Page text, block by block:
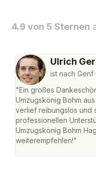
4.9 von 5 Sternen
Ulrich
ist nach
"Ein großes
Umzugskönig Bohm
verlief reibungslos und
professionellen
Umzugskönig Bohm
weiterempfehlen!"